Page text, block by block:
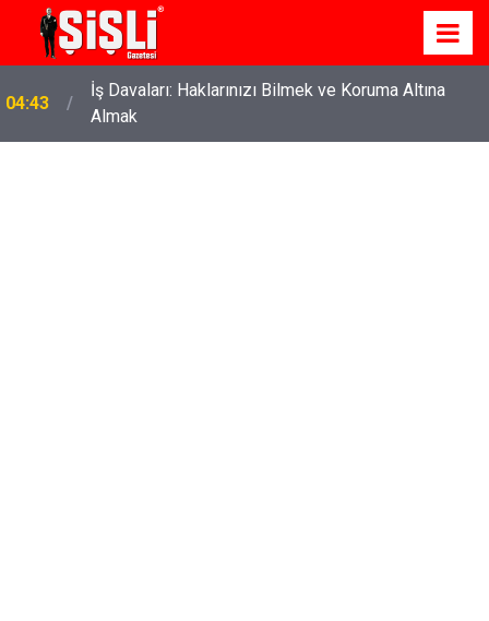
04:43
İş Davaları: Haklarınızı Bilmek ve Koruma Altına
Almak